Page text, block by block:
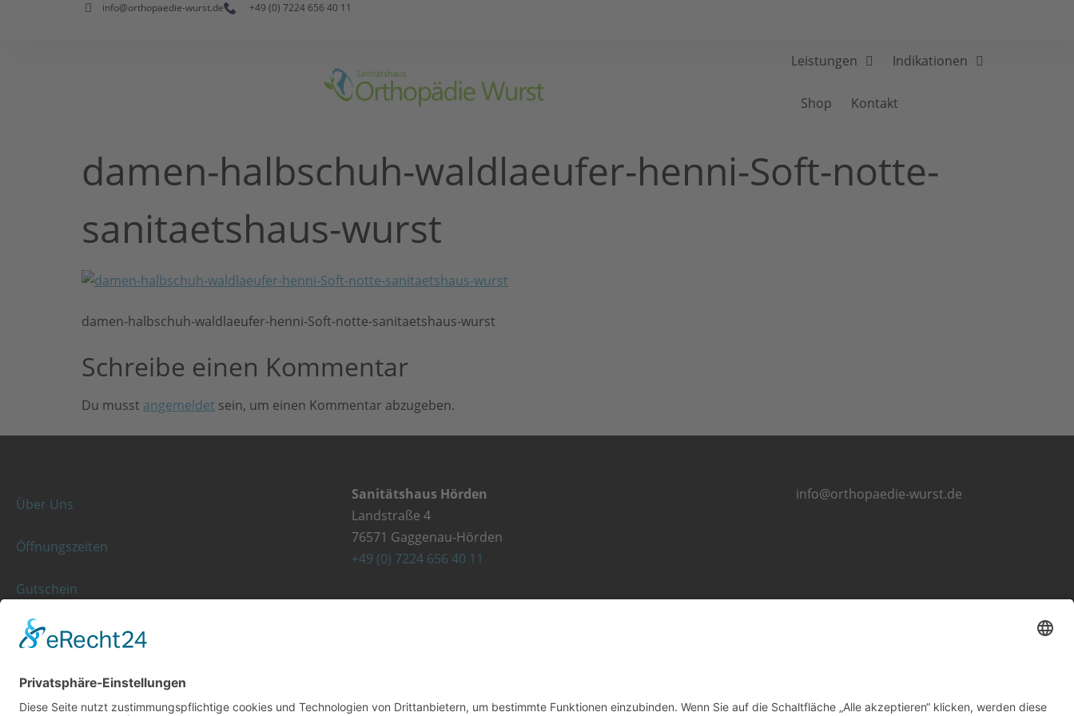
info@orthopaedie-wurst.de +49 (0) 7224 656 40 11
Leistungen Indikationen
Shop Kontakt
damen-halbschuh-waldlaeufer-henni-Soft-notte-
sanitaetshaus-wurst
damen-halbschuh-waldlaeufer-henni-Soft-notte-sanitaetshaus-wurst
Schreibe einen Kommentar
Du musst angemeldet sein, um einen Kommentar abzugeben.
Über Uns
Öffnungszeiten
Gutschein
Kassenleistungen
Rezeptgebühr
Sanitätshaus Hörden
Landstraße 4
76571 Gaggenau-Hörden
+49 (0) 7224 656 40 11
info@orthopaedie-wurst.de